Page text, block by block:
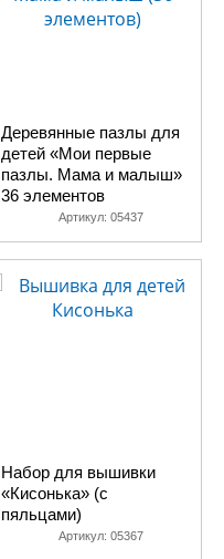
Деревянные пазлы для
детей «Мои первые
пазлы. Мама и малыш»
36 элементов
Артикул: 05437
Набор для вышивки
«Кисонька» (с
пяльцами)
Артикул: 05367